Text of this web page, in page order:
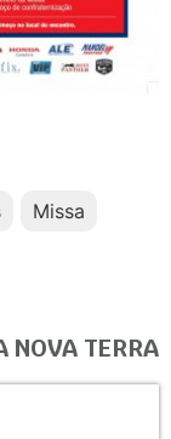
Missa
NOVA TERRA